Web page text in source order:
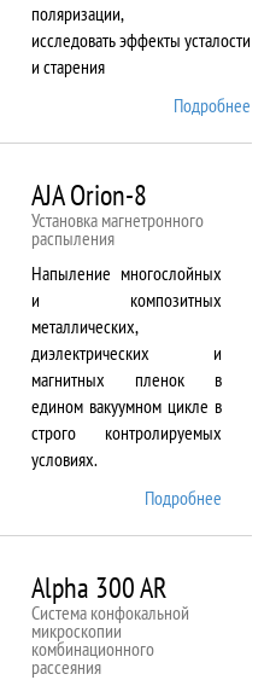
поляризации,
исследовать эффекты усталости
и старения
Подробнее
AJA Orion-8
Установка магнетронного
распыления
Напыление многослойных
и композитных
металлических,
диэлектрических и
магнитных пленок в
едином вакуумном цикле в
строго контролируемых
условиях.
Подробнее
Alpha 300 AR
Система конфокальной
микроскопии
комбинационного
рассеяния